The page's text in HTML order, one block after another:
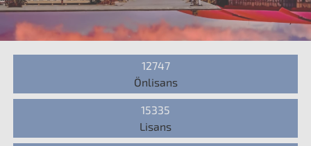
12747
Önlisans
15335
Lisans